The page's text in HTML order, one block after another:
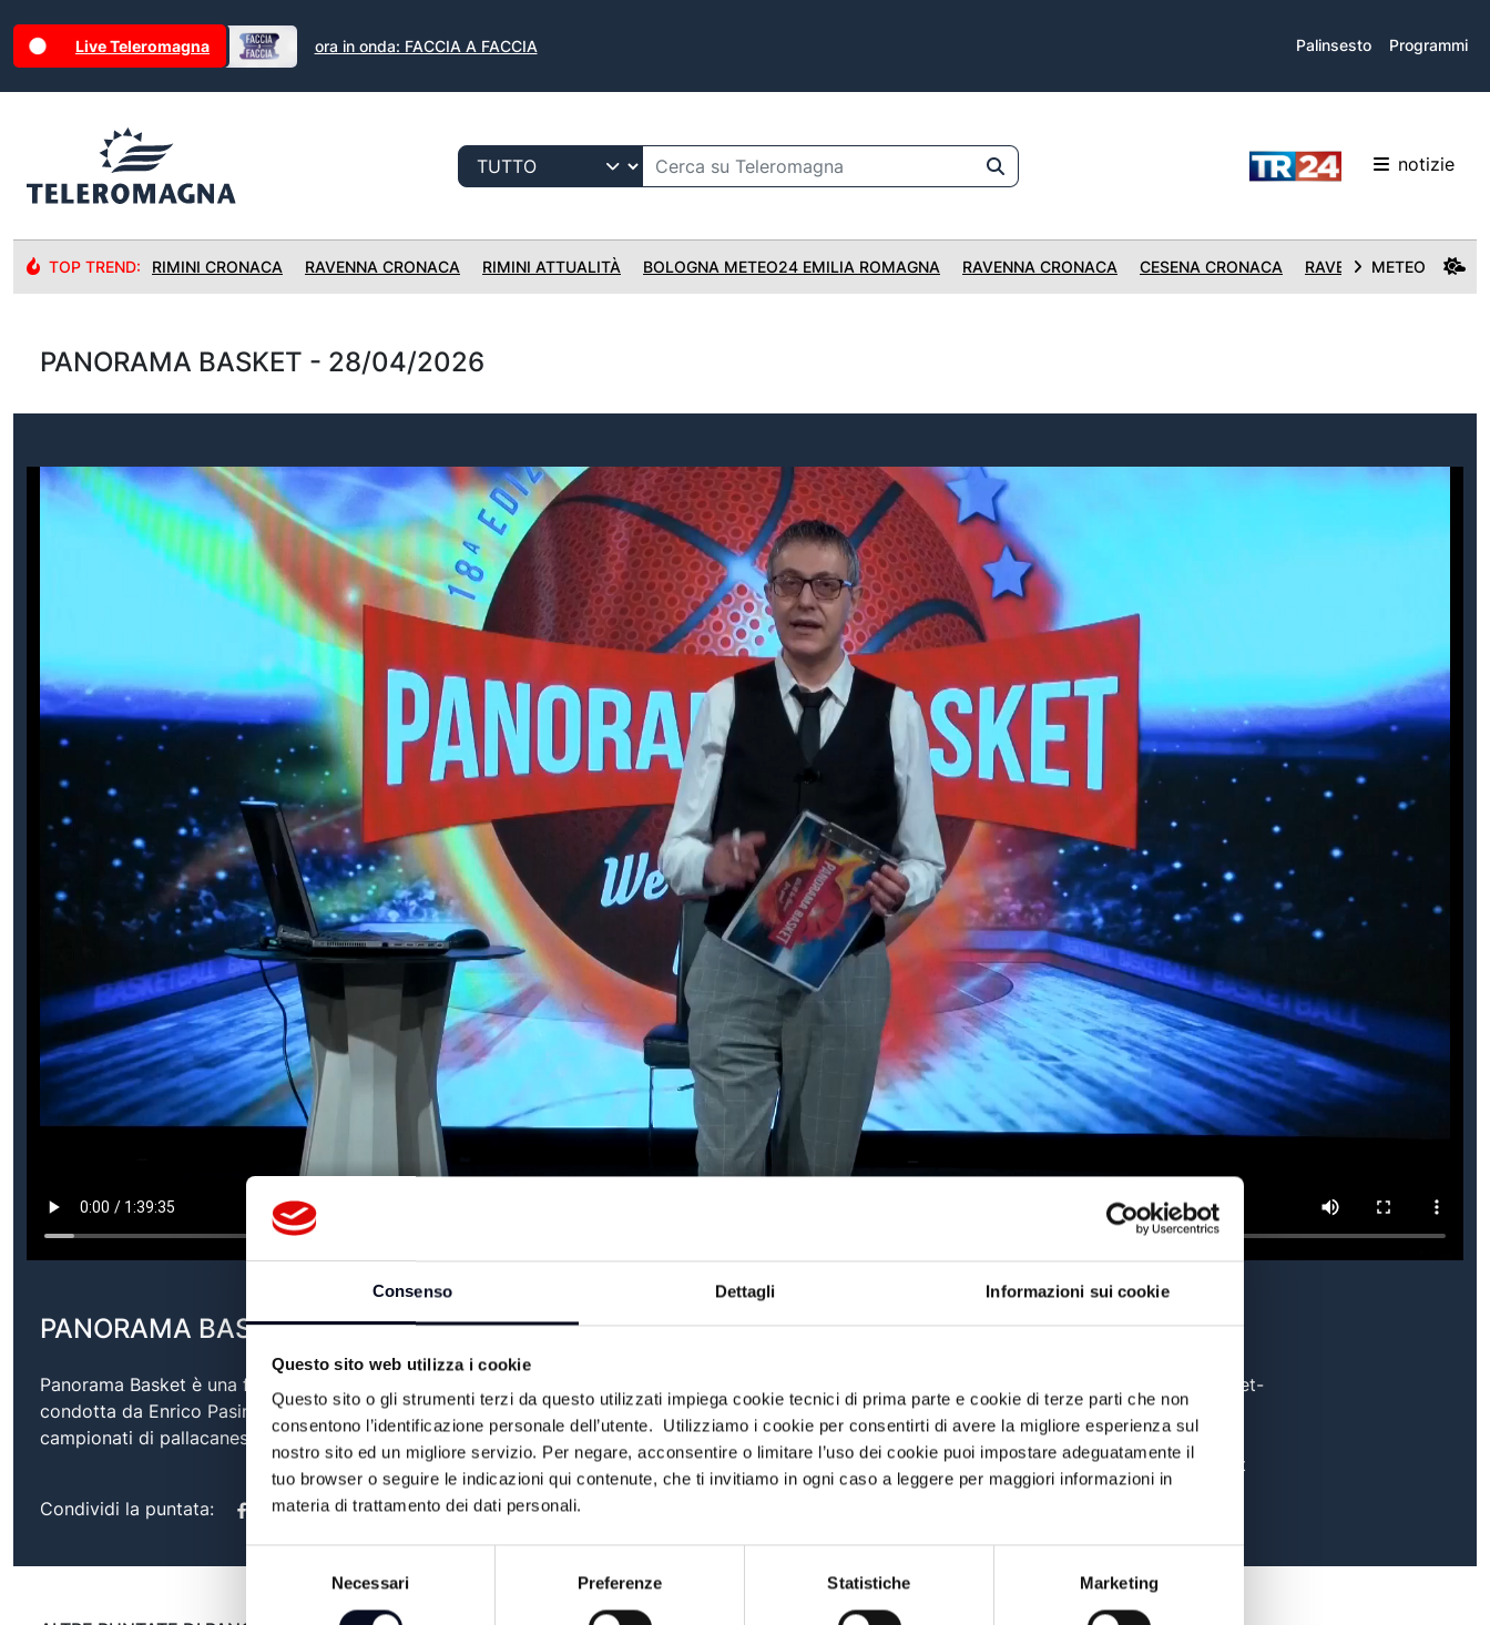
Consenso Dettagli Informazioni sui cookie
Questo sito web utilizza i cookie
Questo sito o gli strumenti terzi da questo utilizzati impiega cookie tecnici di prima parte e cookie di terze parti che non
consentono l’identificazione personale dell’utente. Utilizziamo i cookie per consentirti di avere la migliore esperienza sul
nostro sito ed un migliore servizio. Per negare, acconsentire o limitare l’uso dei cookie puoi impostare adeguatamente il
tuo browser o seguire le indicazioni qui contenute, che ti invitiamo in ogni caso a leggere per maggiori informazioni in
materia di trattamento dei dati personali.
Necessari Preferenze Statistiche Marketing
Live Teleromagna ora in onda: FACCIA A FACCIA Palinsesto Programmi
notizie
TOP TREND: RIMINI CRONACA RAVENNA CRONACA RIMINI ATTUALITÀ BOLOGNA METEO24 EMILIA ROMAGNA RAVENNA CRONACA CESENA CRONACA RAVENNA CRONACA
METEO
PANORAMA BASKET - 28/04/2026
PANORAMA BASKET - 28/04/2026
Panorama Basket è una finestra sul mondo del basket made in Romagna. La trasmissione,
condotta da Enrico Pasini affiancato da Franceska Picari, segue l’evoluzione dei principali
campionati di pallacanestro in cui figurano squadre romagnole.
Condividi la puntata:
fb.com/Panorama-Basket-
1723891404499104
ig.com/panoramabasket